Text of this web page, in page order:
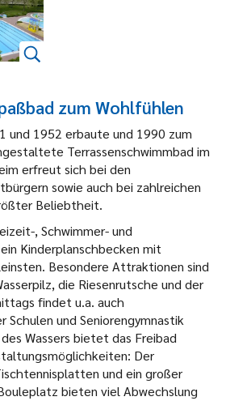
zum Wohlfühlen
und 1952 erbaute und 1990 zum
Terrassenschwimmbad im
erfreut sich bei den
sowie auch bei zahlreichen
Beliebtheit.
, Schwimmer- und
Kinderplanschbecken mit
Besondere Attraktionen sind
die Riesenrutsche und der
findet u.a. auch
Schulen und Seniorengymnastik
Wassers bietet das Freibad
Der
und ein großer
bieten viel Abwechslung